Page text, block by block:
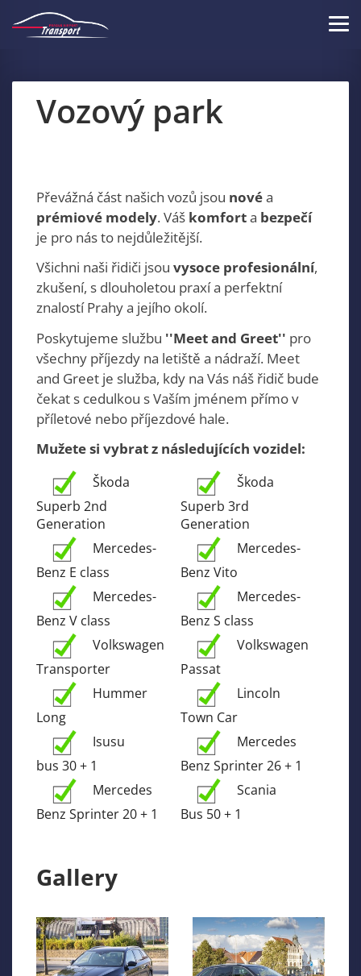
Vozový park
Převážná část našich vozů jsou novéa
prémiové modely. Váš komforta bezpečí
je pro nás to nejdůležitější.
Všichni naši řidiči jsou vysoce profesionální,
zkušení, s dlouholetou praxí a perfektní
znalostí Prahy a jejího okolí.
Poskytujeme službu ''Meet and Greet'' pro
všechny příjezdy na letiště a nádraží. Meet
and Greet je služba, kdy na Vás náš řidič bude
čekat s cedulkou s Vaším jménem přímo v
příletové nebo příjezdové hale.
Mužete si vybrat z následujících vozidel:
Škoda
Superb 2nd
Generation
Škoda
Superb 3rd
Generation
Mercedes-
Benz E class
Mercedes-
Benz Vito
Mercedes-
Benz V class
Mercedes-
Benz S class
Volkswagen
Transporter
Volkswagen
Passat
Hummer
Long
Lincoln
Town Car
Isusu
bus 30 + 1
Mercedes
Benz Sprinter 26 + 1
Mercedes
Benz Sprinter 20 + 1
Scania
Bus 50 + 1
Gallery